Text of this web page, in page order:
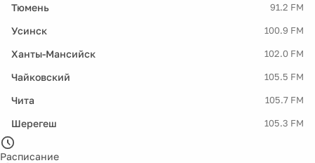
Тюмень 91.2 FM
Усинск 100.9 FM
Ханты-Мансийск 102.0 FM
Чайковский 105.5 FM
Чита 105.7 FM
Шерегеш 105.3 FM
Расписание